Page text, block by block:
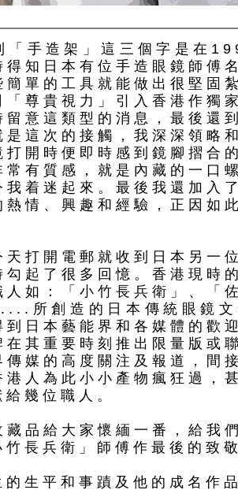
「手造架」這三個字是在
知日本有位手造眼鏡師傅
單的工具就能做出很堅固
尊貴視力」引入香港作獨
意這類型的消息，最後還
這次的接觸，我深深領略
開時便即時感到鏡腳摺合
有質感，就是內藏的一口
着迷起來。最後我還加入
情、興趣和經驗，正因如
打開電郵就收到日本另一
起了很多回憶。香港現時
如：「小竹長兵衛」、「
所創造的日本傳統眼鏡
日本藝能界和各媒體的歡
其重要時刻推出限量版或
媒的高度關注及報道，間
人為此小小產物瘋狂過，
幾位職人。
品給大家懷緬一番，給我
長兵衛」師傅作最後的致敬
生平和事蹟及他的成名作